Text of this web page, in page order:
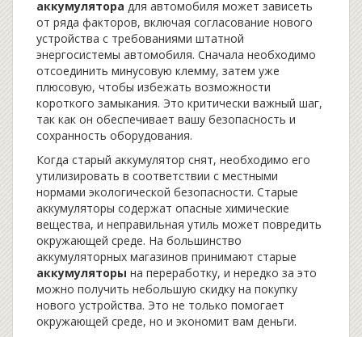
аккумулятора для автомобиля может зависеть
от ряда факторов, включая согласование нового
устройства с требованиями штатной
энергосистемы автомобиля. Сначала необходимо
отсоединить минусовую клемму, затем уже
плюсовую, чтобы избежать возможности
короткого замыкания. Это критически важный шаг,
так как он обеспечивает вашу безопасность и
сохранность оборудования.
Когда старый аккумулятор снят, необходимо его
утилизировать в соответствии с местными
нормами экологической безопасности. Старые
аккумуляторы содержат опасные химические
вещества, и неправильная утиль может повредить
окружающей среде. На большинство
аккумуляторных магазинов принимают старые
аккумуляторы на переработку, и нередко за это
можно получить небольшую скидку на покупку
нового устройства. Это не только помогает
окружающей среде, но и экономит вам деньги.